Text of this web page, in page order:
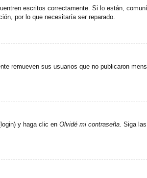
escritos correctamente. Si lo están,
por lo que necesitaría ser reparado.
remueven sus usuarios que no publicaron
y haga clic en Olvidé mi contraseña. Siga